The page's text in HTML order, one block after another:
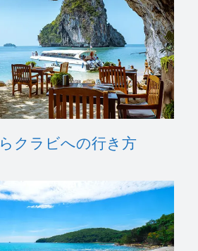
クラビへの行き方